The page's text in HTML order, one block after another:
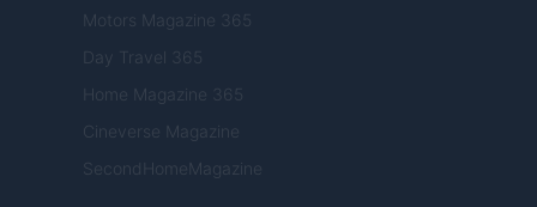
Motors Magazine 365
Day Travel 365
Home Magazine 365
Cineverse Magazine
SecondHomeMagazine